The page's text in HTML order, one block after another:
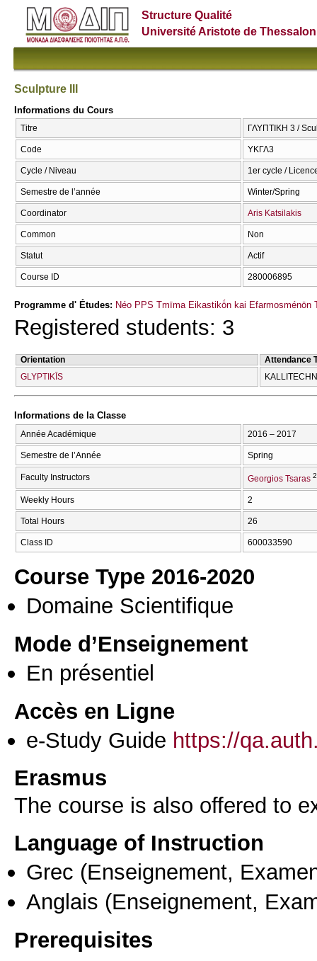
Structure Qualité
Université Aristote de
Sculpture III
Informations du Cours
Titre ΓΛΥΠΤΙΚΗ 3 /
Code ΥΚΓΛ3
Cycle / Niveau 1er cycle /
Semestre de l’année Winter/Spring
Coordinator Aris Katsilakis
Common Non
Statut Actif
Course ID 280006895
Programme d' Études: Néo PPS Tmīma Eikastikṓn kai Efarmosménōn
Registered students: 3
Orientation
Attendance
GLYPTIKĪS
Informations de la Classe
Année Académique 2016 – 2017
Semestre de l’Année Spring
Faculty Instructors Georgios Tsaras
Weekly Hours 2
Total Hours 26
Class ID 600033590
Course Type 2016-2020
Domaine Scientifique
Mode d’Enseignement
En présentiel
Accès en Ligne
e-Study Guide https://
Erasmus
The course is also offered to
Language of Instruction
Grec (Enseignement,
Anglais (Enseignement,
Prerequisites